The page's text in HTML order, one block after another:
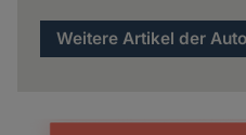
Weitere Artikel der